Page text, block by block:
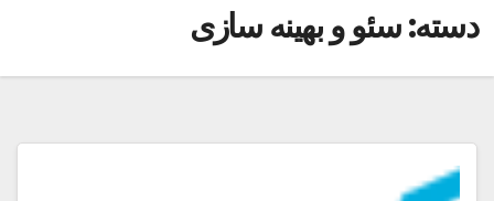
دسته:سئو و بهینه سازی